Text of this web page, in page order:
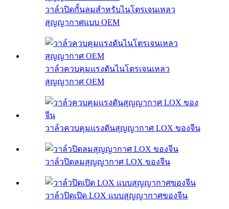
วาล์วปิดกั้นลมสำหรับไนโตรเจนเหลว
สุญญากาศแบบ OEM
วาล์วควบคุมแรงดันไนโตรเจนเหลว
สุญญากาศ OEM
วาล์วควบคุมแรงดันสุญญากาศ LOX ของจีน
วาล์วปิดลมสุญญากาศ LOX ของจีน
วาล์วปิดเปิด LOX แบบสุญญากาศของจีน